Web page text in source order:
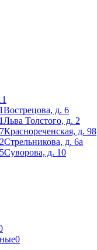
Вострецова, д. 6
Льва Толстого, д. 2
Краснореченская, д. 98
Стрельникова, д. 6а
Суворова, д. 10
0